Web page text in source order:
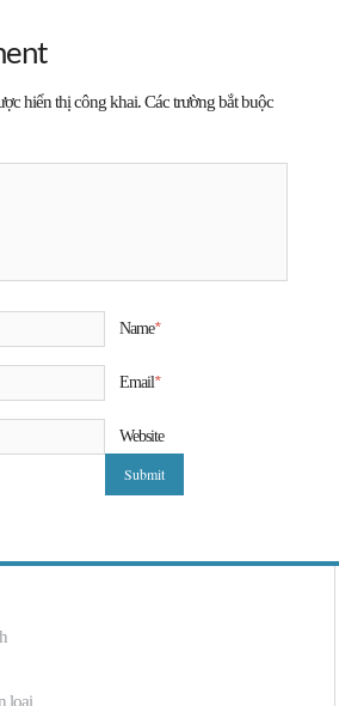
hiển thị công khai.Các trường bắt buộc
Name*
Email*
Website
loại